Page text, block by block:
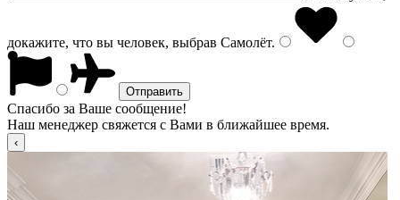
докажите, что вы человек, выбрав Самолёт.
Спасибо за Ваше сообщение!
Наш менеджер свяжется с Вами в ближайшее время.